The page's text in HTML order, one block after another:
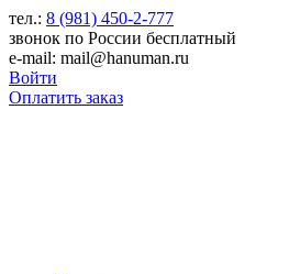
тел.: 8 (981) 450-2-777
звонок по России бесплатный
e-mail: mail@hanuman.ru
Войти
Оплатить заказ